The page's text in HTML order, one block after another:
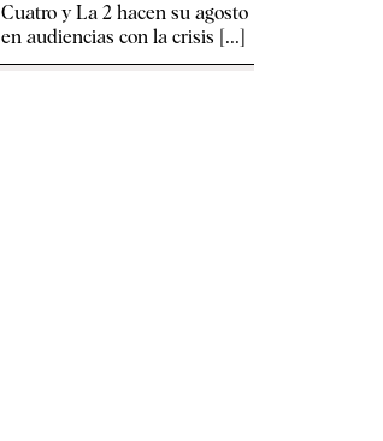
Cuatro y La 2 hacen su agosto
en audiencias con la crisis [...]